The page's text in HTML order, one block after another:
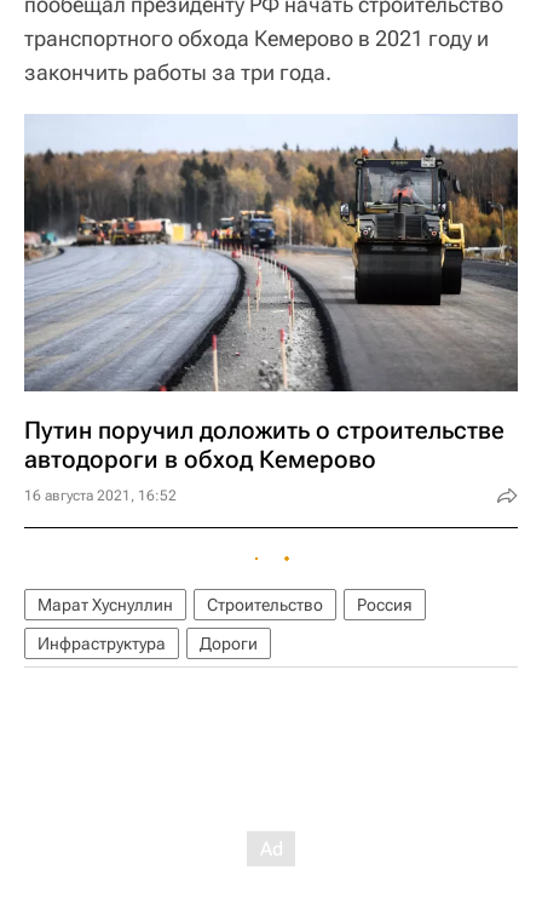
транспортного обхода Кемерово в 2021 году и
закончить работы за три года.
Путин поручил доложить о строительстве
автодороги в обход Кемерово
16 августа 2021, 16:52
Марат Хуснуллин Строительство
Россия
Инфраструктура
Дороги